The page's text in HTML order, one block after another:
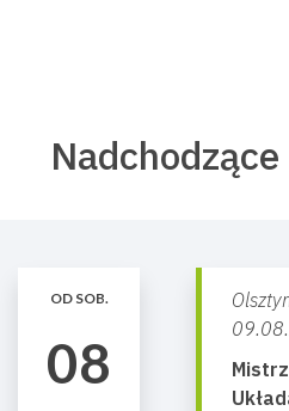
OD SOB.
08